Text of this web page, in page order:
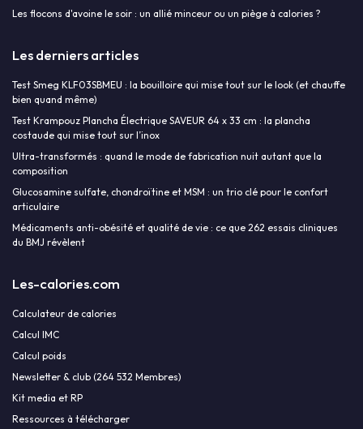
Les flocons d'avoine le soir : un allié minceur ou un piège à calories ?
Les derniers articles
Test Smeg KLF03SBMEU : la bouilloire qui mise tout sur le look (et chauffe
bien quand même)
Test Krampouz Plancha Électrique SAVEUR 64 x 33 cm : la plancha
costaude qui mise tout sur l’inox
Ultra-transformés : quand le mode de fabrication nuit autant que la
composition
Glucosamine sulfate, chondroïtine et MSM : un trio clé pour le confort
articulaire
Médicaments anti-obésité et qualité de vie : ce que 262 essais cliniques
du BMJ révèlent
Les-calories.com
Calculateur de calories
Calcul IMC
Calcul poids
Newsletter & club (264 532 Membres)
Kit media et RP
Ressources à télécharger